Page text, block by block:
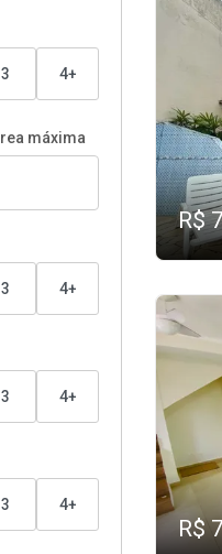
3 4+
máxima
3 4+
3 4+
3 4+
R$
R$